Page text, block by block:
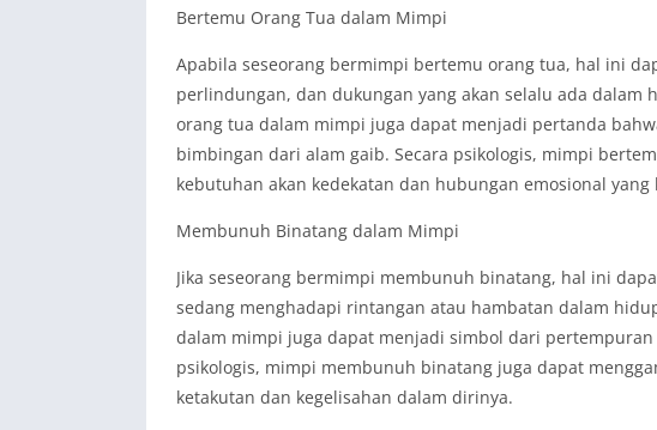
Bertemu Orang Tua dalam Mimpi
Apabila seseorang bermimpi bertemu orang tua, hal ini
perlindungan, dan dukungan yang akan selalu ada dalam
orang tua dalam mimpi juga dapat menjadi pertanda
bimbingan dari alam gaib. Secara psikologis, mimpi
kebutuhan akan kedekatan dan hubungan emosional yang
Membunuh Binatang dalam Mimpi
Jika seseorang bermimpi membunuh binatang, hal ini
sedang menghadapi rintangan atau hambatan dalam
dalam mimpi juga dapat menjadi simbol dari
psikologis, mimpi membunuh binatang juga dapat
ketakutan dan kegelisahan dalam dirinya.